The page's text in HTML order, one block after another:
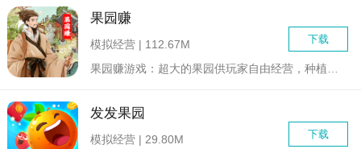
果园赚
下载
模拟经营 | 112.67M
发发果园
下载
模拟经营 | 29.80M